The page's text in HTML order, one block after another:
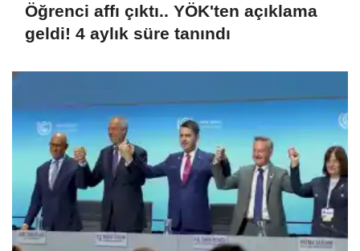
Öğrenci affı çıktı.. YÖK'ten açıklama
geldi! 4 aylık süre tanındı